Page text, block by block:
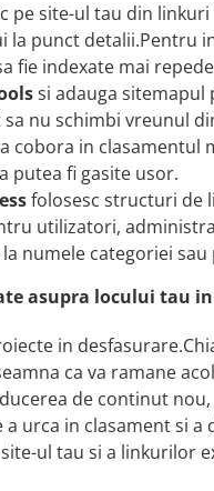
pe site-ul tau din
punct detalii.Pentru
fie indexate mai
si adauga sitemapul
nu schimbi vreunul
cobora in
putea fi gasite usor.
folosesc structuri de
utilizatori,
numele categoriei sau
asupra locului tau
in
ca va ramane
de continut
urca in clasament si
ul tau si a linkurilor